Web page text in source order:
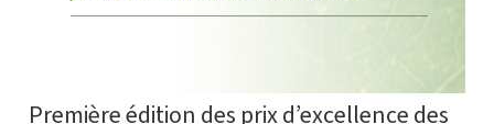
Première édition des prix d’excellence des